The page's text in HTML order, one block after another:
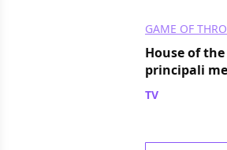
GAME OF
House of
principali
TV